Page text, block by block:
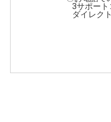
3サポート
ダイレク